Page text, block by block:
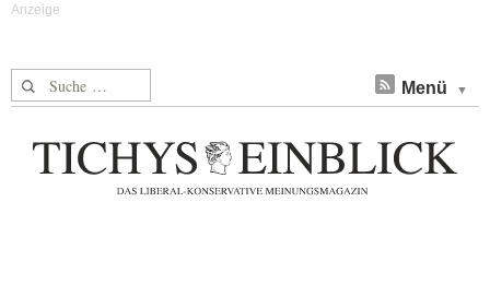
Suche nach: Menü